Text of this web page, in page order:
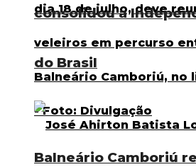
Balneário Camboriú
consolidou a
do Brasil